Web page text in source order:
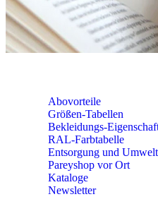
Erich-Kästner-Straße 2
56379 Singhofen
Mo – Do 8:00 – 16:30 Uhr
Abovorteile
Größen-Tabellen
Bekleidungs-
RAL-Farbtabelle
Entsorgung und Umwelt
Pareyshop vor Ort
Kataloge
Newsletter